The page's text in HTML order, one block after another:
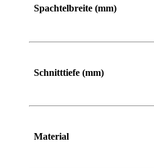
Spachtelbreite (mm)
Schnitttiefe (mm)
Material